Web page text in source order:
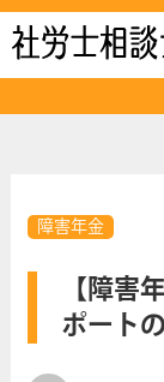
障害年金
【障害
ポート